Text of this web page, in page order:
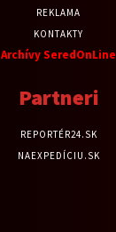
REKLAMA
KONTAKTY
Archívy SeredOnLine
Partneri
REPORTÉR24.SK
NAEXPEDÍCIU.SK